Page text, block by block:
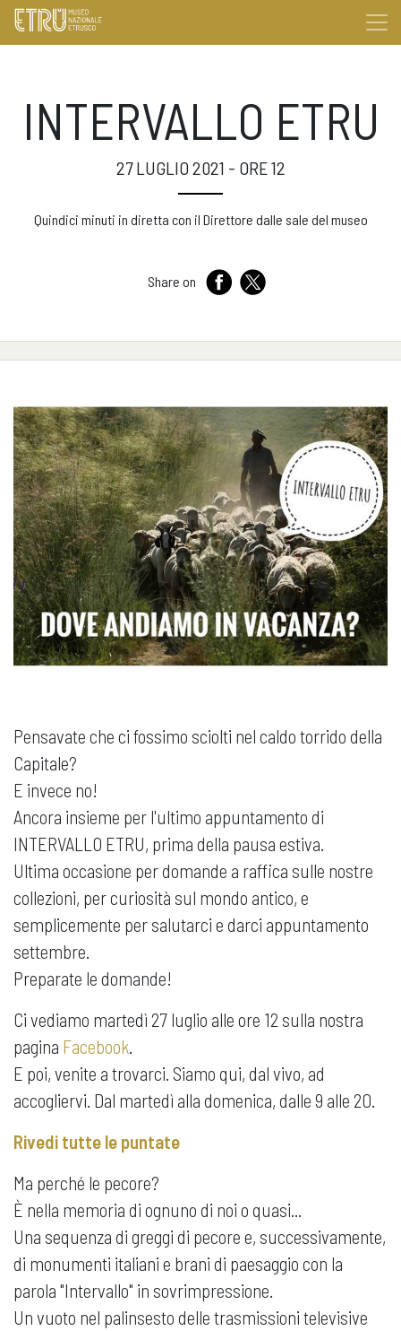
INTERVALLO ETRU
27 LUGLIO 2021 - ORE 12
Quindici minuti in diretta con il Direttore dalle sale del museo
Share on
Pensavate che ci fossimo sciolti nel caldo torrido della
Capitale?
E invece no!
Ancora insieme per l'ultimo appuntamento di
INTERVALLO ETRU, prima della pausa estiva.
Ultima occasione per domande a raffica sulle nostre
collezioni, per curiosità sul mondo antico, e
semplicemente per salutarci e darci appuntamento
settembre.
Preparate le domande!
Ci vediamo martedì 27 luglio alle ore 12 sulla nostra
pagina Facebook
E poi, venite a trovarci. Siamo qui, dal vivo, ad
accogliervi. Dal martedì alla domenica, dalle 9 alle 20.
Rivedi tutte le puntate
Ma perché le pecore?
È nella memoria di ognuno di noi o quasi...
Una sequenza di greggi di pecore e, successivamente,
di monumenti italiani e brani di paesaggio con la
parola "Intervallo" in sovrimpressione.
Un vuoto nel palinsesto delle trasmissioni televisive